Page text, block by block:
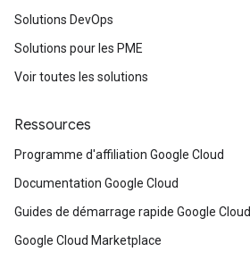
Solutions DevOps
Solutions pour les PME
Voir toutes les solutions
Ressources
Programme d'affiliation Google Cloud
Documentation Google Cloud
Guides de démarrage rapide Google Cloud
Google Cloud Marketplace